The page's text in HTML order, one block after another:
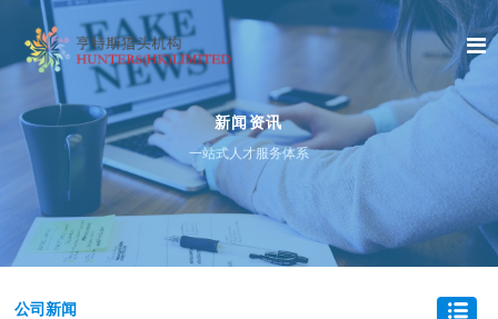
新闻资讯
一站式人才服务体系
公司新闻